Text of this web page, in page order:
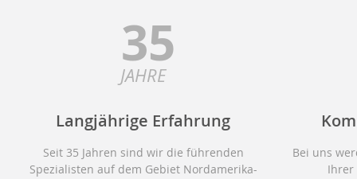
35
JAHRE
Langjährige Erfahrung
Seit 35 Jahren sind wir die führenden
Spezialisten auf dem Gebiet Nordamerika-
Bei uns
Ihrer